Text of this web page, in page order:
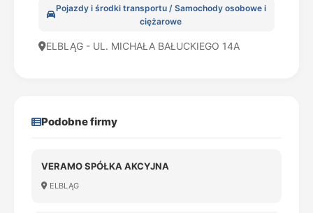
Pojazdy i środki transportu / Samochody osobowe i
ciężarowe
ELBLĄG - UL. MICHAŁA BAŁUCKIEGO 14A
Podobne firmy
VERAMO SPÓŁKA AKCYJNA
ELBLĄG